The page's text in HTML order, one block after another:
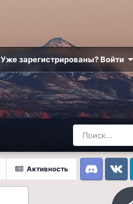
Уже зарегистрированы? Войти
Активность
DiscordVK